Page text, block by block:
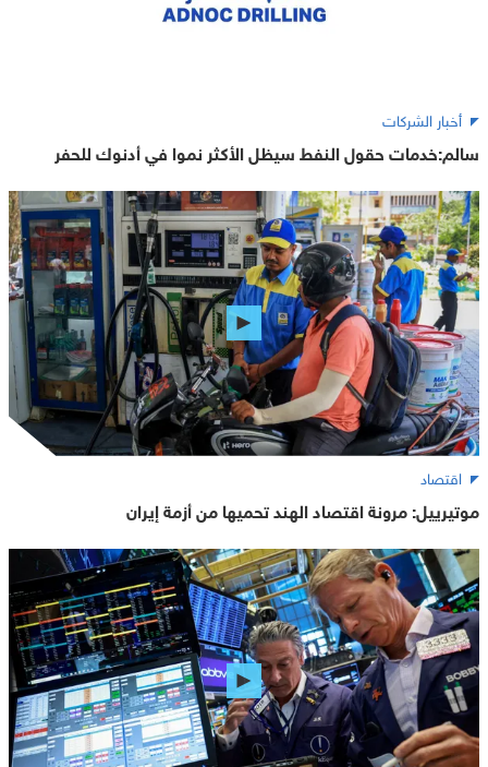
أخبار الشركات
سالم:خدمات حقول النفط سيظل الأكثر نموا في أدنوك للحفر
اقتصاد
موتيرييل: مرونة اقتصاد الهند تحميها من أزمة إيران